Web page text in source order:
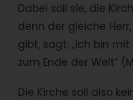
Dabei soll sie, die
denn der gleiche
gibt, sagt: „ich bin
zum Ende der Welt“ (
Die Kirche soll also